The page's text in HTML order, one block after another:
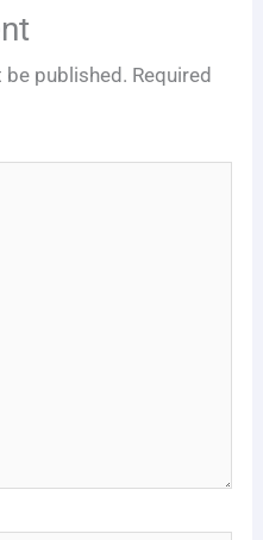
be published. Required